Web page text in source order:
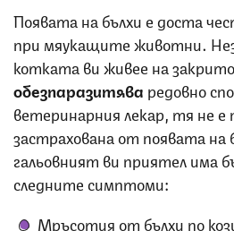
Появата на бълхи е доста
при мяукащите животни.
котката ви живее на
обезпаразитява редовно
ветеринарния лекар, тя не е
застрахована от появата на
гальовният ви приятел има
следните симптоми:
Мръсотия от бълхи по